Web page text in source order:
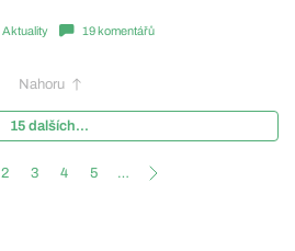
Aktuality 19 komentářů
Nahoru
15 dalších...
2 3 4 5 …